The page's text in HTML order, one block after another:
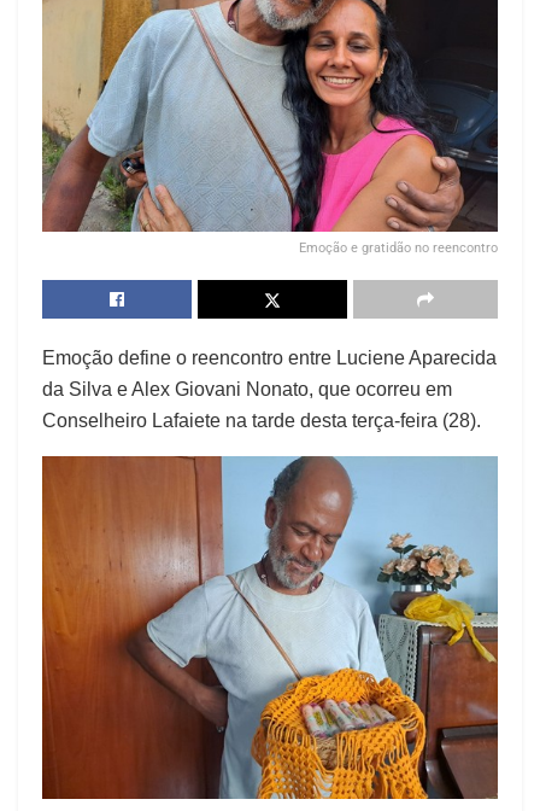
Emoção e gratidão no reencontro
Emoção define o reencontro entre Luciene Aparecida
da Silva e Alex Giovani Nonato, que ocorreu em
Conselheiro Lafaiete na tarde desta terça-feira (28).